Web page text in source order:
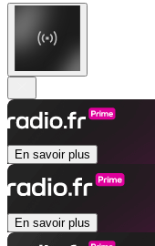
En savoir plus
En savoir plus